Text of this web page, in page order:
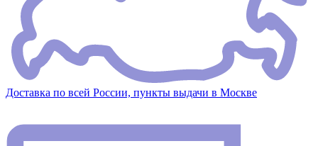
Доставка по всей России, пункты выдачи в Москве